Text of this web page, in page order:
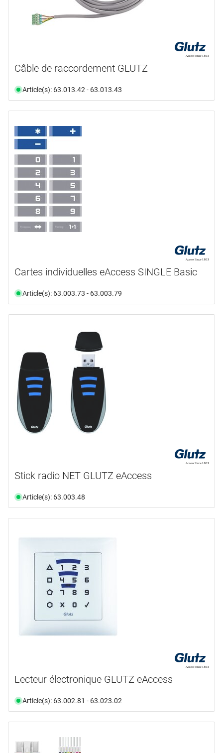
Câble de raccordement GLUTZ
Article(s): 63.013.42 - 63.013.43
Cartes individuelles eAccess SINGLE Basic
Article(s): 63.003.73 - 63.003.79
Stick radio NET GLUTZ eAccess
Article(s): 63.003.48
Lecteur électronique GLUTZ eAccess
Article(s): 63.002.81 - 63.023.02